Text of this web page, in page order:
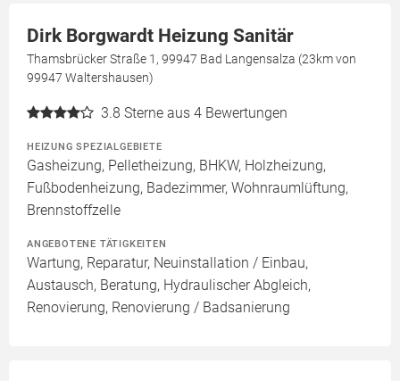
Dirk Borgwardt Heizung Sanitär
Thamsbrücker Straße 1, 99947 Bad Langensalza (23km von
99947 Waltershausen)
3.8 Sterne aus 4 Bewertungen
HEIZUNG SPEZIALGEBIETE
Gasheizung, Pelletheizung, BHKW, Holzheizung,
Fußbodenheizung, Badezimmer, Wohnraumlüftung,
Brennstoffzelle
ANGEBOTENE TÄTIGKEITEN
Wartung, Reparatur, Neuinstallation / Einbau,
Austausch, Beratung, Hydraulischer Abgleich,
Renovierung, Renovierung / Badsanierung